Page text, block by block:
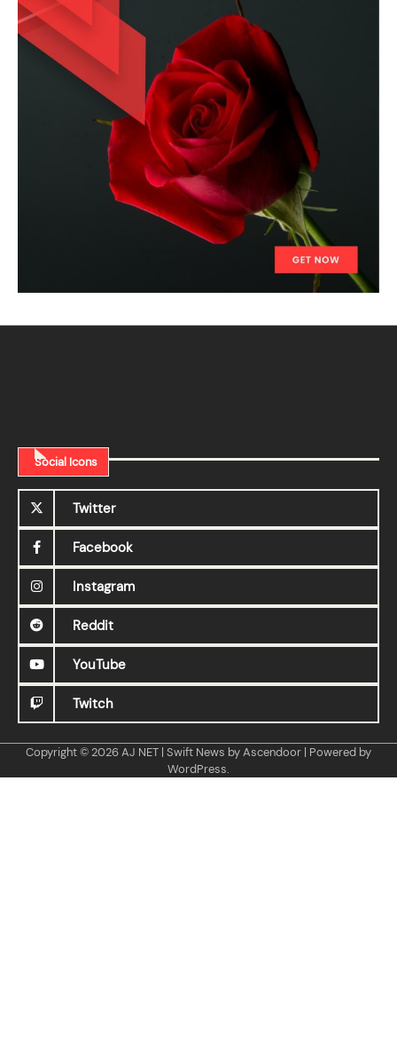
Social Icons
Twitter
Facebook
Instagram
Reddit
YouTube
Twitch
Copyright © 2026AJ NET | Swift News byAscendoor | Powered by
WordPress.